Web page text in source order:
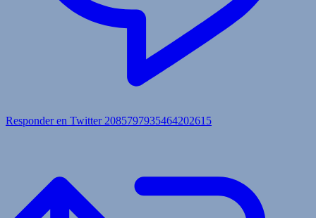
Responder en Twitter 2085797935464202615